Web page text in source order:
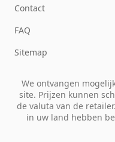
Contact
FAQ
Sitemap
We ontvangen
site. Prijzen kunnen
de valuta van de
in uw land hebben